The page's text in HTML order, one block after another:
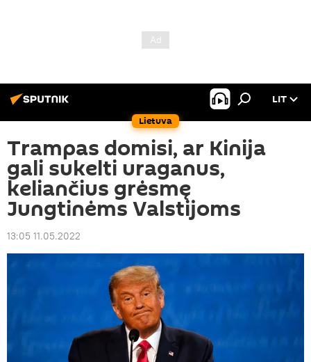
Lietuva
LIT
Trampas domisi, ar Kinija
gali sukelti uraganus,
keliančius grėsmę
Jungtinėms Valstijoms
13:05 11.05.2022